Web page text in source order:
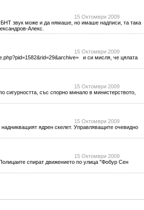
15 Октомври 2009
звук може и да нямаше, но имаше надписи, та така
Алекс.
15 Октомври 2009
и си мисля, че цялата
15 Октомври 2009
сигурността, със спорно минало в министерството,
15 Октомври 2009
ядрен скелет. Управляващите очевидно
15 Октомври 2009
спират движението по улица "Фобур Сен